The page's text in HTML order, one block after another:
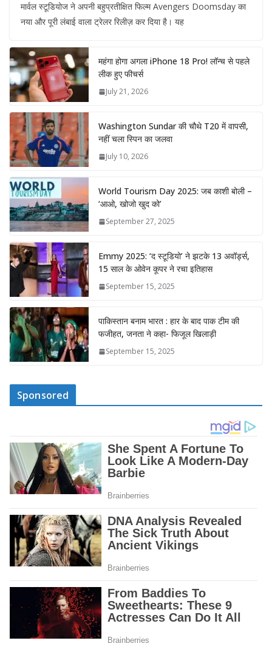
मार्वल स्टूडियोज ने अपनी बहुप्रतीक्षित फिल्म Avengers Doomsday का
नया और पूरी लंबाई वाला ट्रेलर रिलीज़ कर दिया है। यह
महंगा होगा अगला iPhone 18 Pro! लॉन्च से पहले
लीक हुए फीचर्स
July 21, 2026
Washington Sundar की चौथे T20 में वापसी,
नहीं चला स्पिन का जलवा
July 10, 2026
World Tourism Day 2025: जब काशी बोली –
‘आओ, खोजो खुद को’
September 27, 2025
Emmy 2025: ‘द स्टूडियो’ ने झटके 13 अवॉर्ड्स,
15 साल के ओवेन कूपर ने रचा इतिहास
September 15, 2025
पाकिस्तान बनाम भारत : हार के बाद पाक टीम की
फजीहत, जनता ने कहा- फिजूल खिलाड़ी
September 15, 2025
Sponsored